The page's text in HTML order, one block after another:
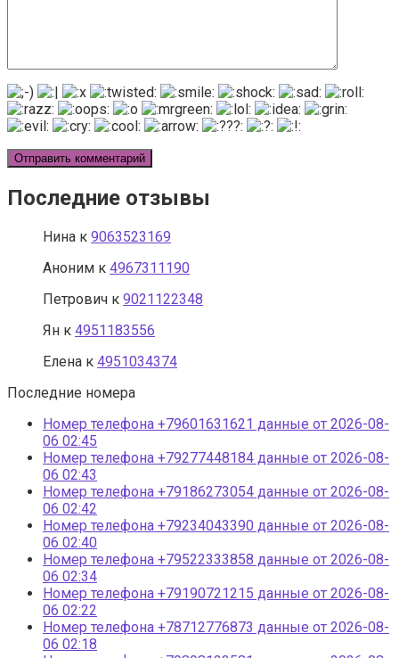
Последние отзывы
Нина к 9063523169
Аноним к 4967311190
Петрович к 9021122348
Ян к 4951183556
Елена к 4951034374
Последние номера
Номер телефона +79601631621 данные от 2026-08-
06 02:45
Номер телефона +79277448184 данные от 2026-08-
06 02:43
Номер телефона +79186273054 данные от 2026-08-
06 02:42
Номер телефона +79234043390 данные от 2026-08-
06 02:40
Номер телефона +79522333858 данные от 2026-08-
06 02:34
Номер телефона +79190721215 данные от 2026-08-
06 02:22
Номер телефона +78712776873 данные от 2026-08-
06 02:18